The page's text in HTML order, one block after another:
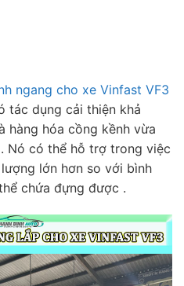
ngang cho xe Vinfast VF3
tác dụng cải thiện khả
hàng hóa cồng kềnh vừa
Nó có thể hỗ trợ trong việc
lớn hơn so với bình
chứa đựng được .